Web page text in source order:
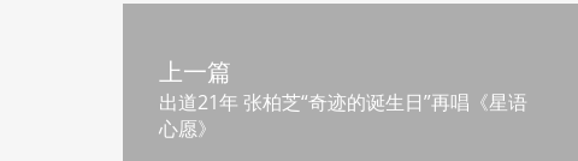
上一篇
出道21年 张柏芝“奇迹的诞生日”再唱《星语
心愿》